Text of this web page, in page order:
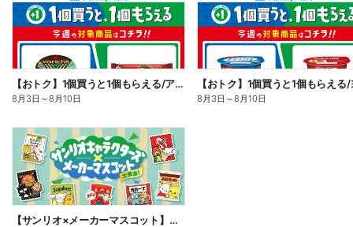
【おトク】1個買うと1個もらえる/アイス
8月3日 ～8月10日 8月3日 ～8月10日
【サンリオ×メーカーマスコット】オリジナルグッズ貰える!